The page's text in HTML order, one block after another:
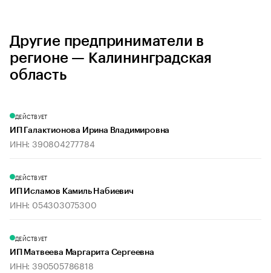
Другие предприниматели в
регионе — Калининградская
область
ДЕЙСТВУЕТ
ИП Галактионова Ирина Владимировна
ИНН: 390804277784
ДЕЙСТВУЕТ
ИП Исламов Камиль Набиевич
ИНН: 054303075300
ДЕЙСТВУЕТ
ИП Матвеева Маргарита Сергеевна
ИНН: 390505786818